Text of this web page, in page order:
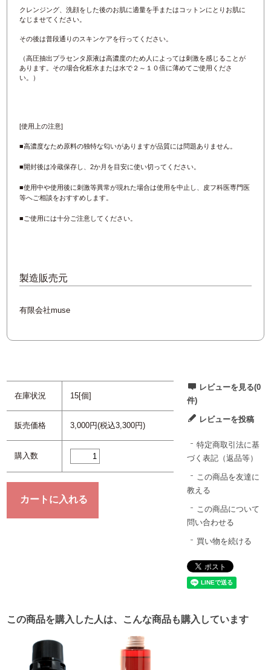
クレンジング、洗顔をした後のお肌に適量を手またはコットンにとりお肌に
なじませてください。
その後は普段通りのスキンケアを行ってください。
（高圧抽出プラセンタ原液は高濃度のため人によっては刺激を感じることが
あります。その場合化粧水または水で２～１０倍に薄めてご使用くださ
い。）
[使用上の注意]
■高濃度なため原料の独特な匂いがありますが品質には問題ありません。
■開封後は冷蔵保存し、2か月を目安に使い切ってください。
■使用中や使用後に刺激等異常が現れた場合は使用を中止し、皮フ科医専門医
等へご相談をおすすめします。
■ご使用には十分ご注意してください。
製造販売元
有限会社muse
在庫状況 15[個]
販売価格 3,000円(税込3,300円)
購入数
レビューを見る(0
件)
レビューを投稿
特定商取引法に基
づく表記（返品等）
この商品を友達に
教える
この商品について
問い合わせる
買い物を続ける
この商品を購入した人は、こんな商品も購入しています